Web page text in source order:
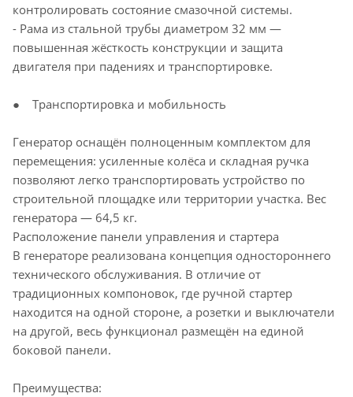
контролировать состояние смазочной системы.
- Рама из стальной трубы диаметром 32 мм —
повышенная жёсткость конструкции и защита
двигателя при падениях и транспортировке.
● Транспортировка и мобильность
Генератор оснащён полноценным комплектом для
перемещения: усиленные колёса и складная ручка
позволяют легко транспортировать устройство по
строительной площадке или территории участка. Вес
генератора — 64,5 кг.
Расположение панели управления и стартера
В генераторе реализована концепция одностороннего
технического обслуживания. В отличие от
традиционных компоновок, где ручной стартер
находится на одной стороне, а розетки и выключатели
на другой, весь функционал размещён на единой
боковой панели.
Преимущества: